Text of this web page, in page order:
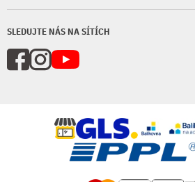
SLEDUJTE NÁS NA SÍTÍCH